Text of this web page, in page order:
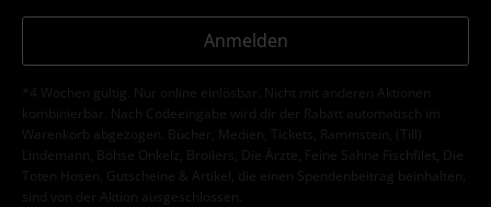
Anmelden
*4 Wochen gültig. Nur online einlösbar. Nicht mit anderen Aktionen
kombinierbar. Nach Codeeingabe wird dir der Rabatt automatisch im
Warenkorb abgezogen. Bücher, Medien, Tickets, Rammstein, (Till)
Lindemann, Böhse Onkelz, Broilers, Die Ärzte, Feine Sahne Fischfilet, Die
Toten Hosen, Gutscheine & Artikel, die einen Spendenbeitrag beinhalten,
sind von der Aktion ausgeschlossen.